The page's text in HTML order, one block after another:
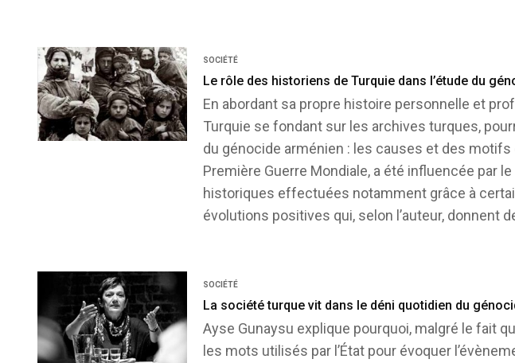
SOCIÉTÉ
Le rôle des historiens de Turquie dans l’étude du
En abordant sa propre histoire personnelle et
Turquie se fondant sur les archives turques,
du génocide arménien : les causes et des motifs
Première Guerre Mondiale, a été influencée par
historiques effectuées notamment grâce à
évolutions positives qui, selon l’auteur, donnent
SOCIÉTÉ
La société turque vit dans le déni quotidien du
Ayse Gunaysu explique pourquoi, malgré le fait
les mots utilisés par l’État pour évoquer